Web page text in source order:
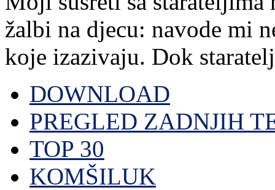
žalbi na djecu: navode mi
koje izazivaju. Dok
DOWNLOAD
PREGLED ZADNJIH
TOP 30
KOMŠILUK